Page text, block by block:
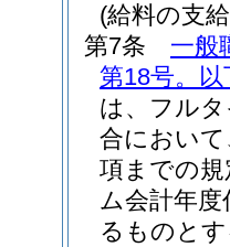
(給料の支
第7条
一般
第18号。
は、フル
合において
項までの
ム会計年
るものと